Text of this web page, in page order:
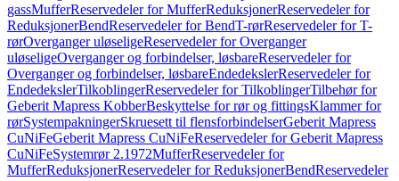
gassMufferReservedeler for MufferReduksjonerReservedeler for
ReduksjonerBendReservedeler for BendT-rørReservedeler for T-
rørOverganger uløseligeReservedeler for Overganger
uløseligeOverganger og forbindelser, løsbareReservedeler for
Overganger og forbindelser, løsbareEndedekslerReservedeler for
EndedekslerTilkoblingerReservedeler for TilkoblingerTilbehør for
Geberit Mapress KobberBeskyttelse for rør og fittingsKlammer for
rørSystempakningerSkruesett til flensforbindelserGeberit Mapress
CuNiFeGeberit Mapress CuNiFeReservedeler for Geberit Mapress
CuNiFeSystemrør 2.1972MufferReservedeler for
MufferReduksjonerReservedeler for ReduksjonerBendReservedeler